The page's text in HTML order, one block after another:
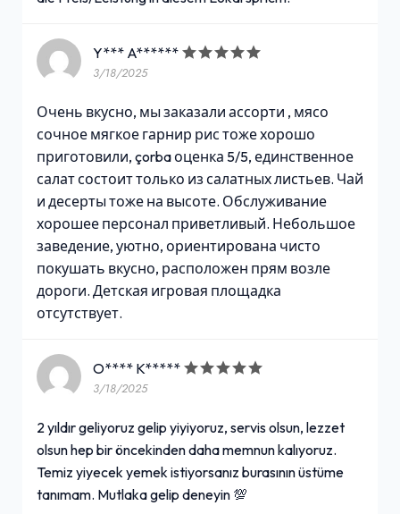
Y*** A******
3/18/2025
Очень вкусно, мы заказали ассорти , мясо
сочное мягкое гарнир рис тоже хорошо
приготовили, çorba оценка 5/5, единственное
салат состоит только из салатных листьев. Чай
и десерты тоже на высоте. Обслуживание
хорошее персонал приветливый. Небольшое
заведение, уютно, ориентирована чисто
покушать вкусно, расположен прям возле
дороги. Детская игровая площадка
отсутствует.
O**** K*****
3/18/2025
2 yıldır geliyoruz gelip yiyiyoruz, servis olsun, lezzet
olsun hep bir öncekinden daha memnun kalıyoruz.
Temiz yiyecek yemek istiyorsanız burasının üstüme
tanımam. Mutlaka gelip deneyin 💯